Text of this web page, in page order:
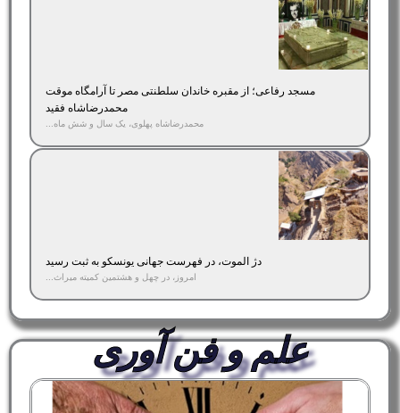
مسجد رفاعی؛ از مقبره خاندان سلطنتی مصر تا آرامگاه موقت
محمدرضاشاه فقید
محمدرضاشاه پهلوی، یک سال و شش ماه...
دژ الموت، در فهرست جهانی یونسکو به ثبت رسید
امروز، در چهل و هشتمین کمیته میراث...
علم و فن آوری